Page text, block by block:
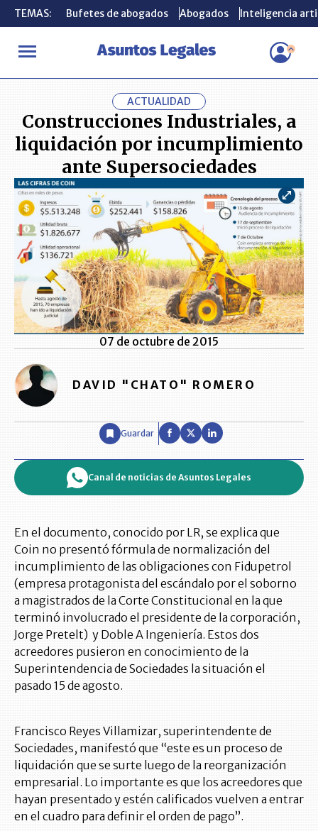
TEMAS: Bufetes de abogados Abogados Inteligencia
INICIO ACTUALIDAD Construcciones Industriales, a
TEMAS: Bufetes de abogados Abogados Inteligencia
ACTUALIDAD
Construcciones Industriales, a
liquidación por incumplimiento
ante Supersociedades
07 de octubre de 2015
DAVID "CHATO" ROMERO
Guardar
Canal de noticias de Asuntos Legales
En el documento, conocido por LR, se explica que
Coin no presentó fórmula de normalización del
incumplimiento de las obligaciones con Fidupetrol
(empresa protagonista del escándalo por el soborno
a magistrados de la Corte Constitucional en la que
terminó involucrado el presidente de la corporación,
Jorge Pretelt) y Doble A Ingeniería. Estos dos
acreedores pusieron en conocimiento de la
Superintendencia de Sociedades la situación el
pasado 15 de agosto.
Francisco Reyes Villamizar, superintendente de
Sociedades, manifestó que “este es un proceso de
liquidación que se surte luego de la reorganización
empresarial. Lo importante es que los acreedores que
hayan presentado y estén calificados vuelven a entrar
en el cuadro para definir el orden de pago”.